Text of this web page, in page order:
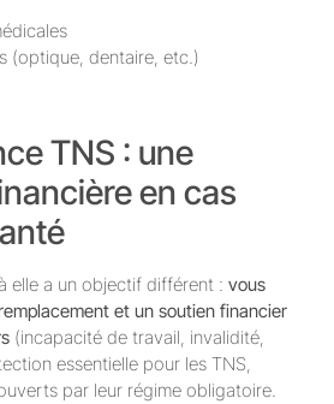
(optique, dentaire, etc.)
TNS : une
en cas
elle a un objectif différent : vous
et un soutien financier
(incapacité de travail, invalidité,
essentielle pour les TNS,
par leur régime obligatoire.